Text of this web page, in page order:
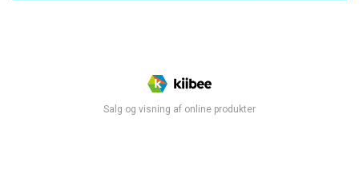
Salg og visning af online produkter